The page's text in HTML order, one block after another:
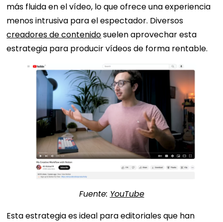
más fluida en el vídeo, lo que ofrece una experiencia
menos intrusiva para el espectador. Diversos
creadores de contenidosuelen aprovechar esta
estrategia para producir vídeos de forma rentable.
Fuente: YouTube
Esta estrategia es ideal para editoriales que han